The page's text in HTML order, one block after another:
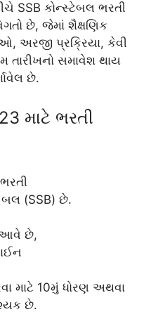
SSB કોન્સ્ટેબલ ભરતી
છે, જેમાં શૈક્ષણિક
અરજી પ્રક્રિયા, કેવી
તારીખનો સમાવેશ થાય
છે.
માટે ભરતી
(SSB) છે.
આવે છે,
માટે 10મું ધોરણ અથવા
છે.